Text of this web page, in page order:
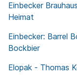
Einbecker
Heimat
Einbecker: Barrel
Bockbier
Elopak - Thomas